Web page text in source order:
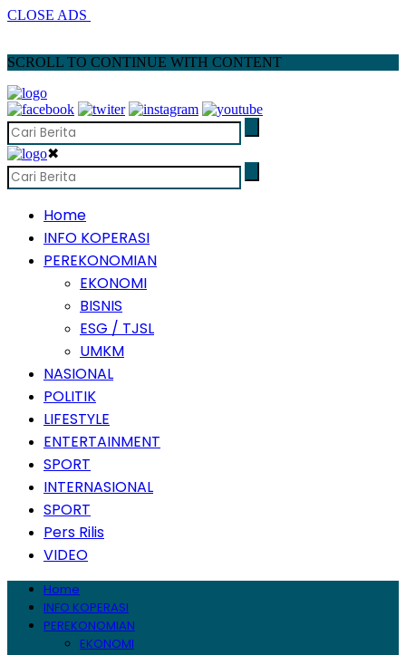
CLOSE ADS
SCROLL TO CONTINUE WITH CONTENT
✖
Home
INFO KOPERASI
PEREKONOMIAN
EKONOMI
BISNIS
ESG / TJSL
UMKM
NASIONAL
POLITIK
LIFESTYLE
ENTERTAINMENT
SPORT
INTERNASIONAL
SPORT
Pers Rilis
VIDEO
Home
INFO KOPERASI
PEREKONOMIAN
EKONOMI